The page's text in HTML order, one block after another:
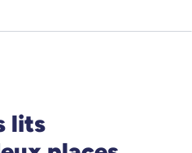
lits